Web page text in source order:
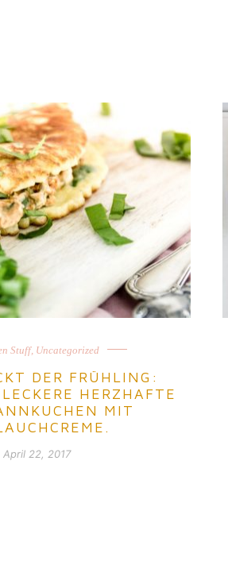
Stuff, Uncategorized
DER FRÜHLING:
HERZHAFTE
MIT
April 22, 2017